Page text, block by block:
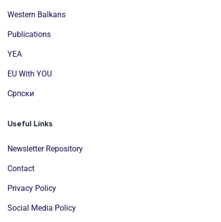
Western Balkans
Publications
YEA
EU With YOU
Cрпски
Useful Links
Newsletter Repository
Contact
Privacy Policy
Social Media Policy